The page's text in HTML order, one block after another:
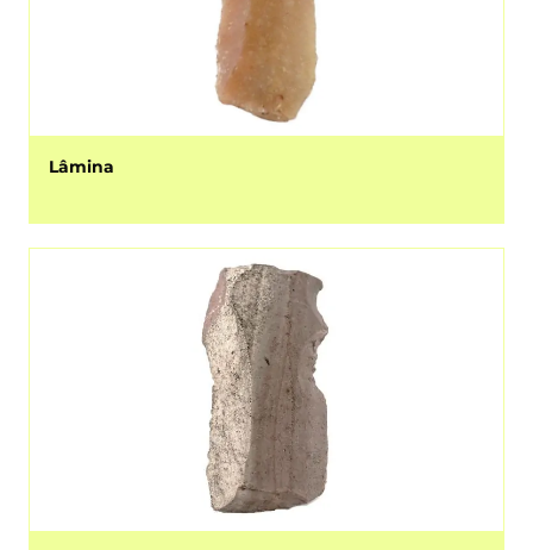
Lâmina